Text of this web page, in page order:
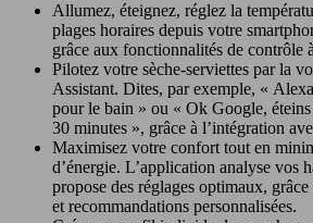
Allumez, éteignez, réglez la
plages horaires depuis votre
grâce aux fonctionnalités de contrôle
Pilotez votre sèche-serviettes par la
Assistant. Dites, par exemple, «
pour le bain » ou « Ok Google, éteins
30 minutes », grâce à l’intégration
Maximisez votre confort tout en
d’énergie. L’application analyse vos
propose des réglages optimaux, grâce
et recommandations personnalisées.